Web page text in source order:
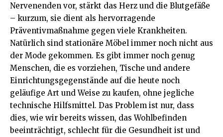
Nervenenden vor, stärkt das Herz und die Blutgefäße
– kurzum, sie dient als hervorragende
Präventivmaßnahme gegen viele Krankheiten.
Natürlich sind stationäre Möbel immer noch nicht aus
der Mode gekommen. Es gibt immer noch genug
Menschen, die es vorziehen, Tische und andere
Einrichtungsgegenstände auf die heute noch
geläufige Art und Weise zu kaufen, ohne jegliche
technische Hilfsmittel. Das Problem ist nur, dass
dies, wie wir bereits wissen, das Wohlbefinden
beeinträchtigt, schlecht für die Gesundheit ist und